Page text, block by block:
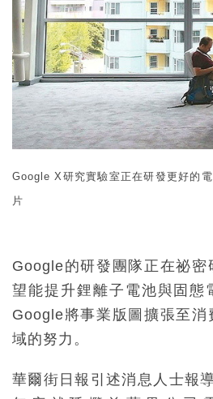
Google X研究實驗室正在研發更好的
片
Google的研發團隊正在祕
望能提升鋰離子電池與固態
Google將事業版圖擴張至
域的努力。
華爾街日報引述消息人士報